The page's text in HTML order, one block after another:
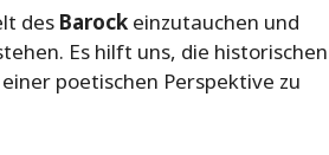
des Barock einzutauchen und
Es hilft uns, die historischen
poetischen Perspektive zu